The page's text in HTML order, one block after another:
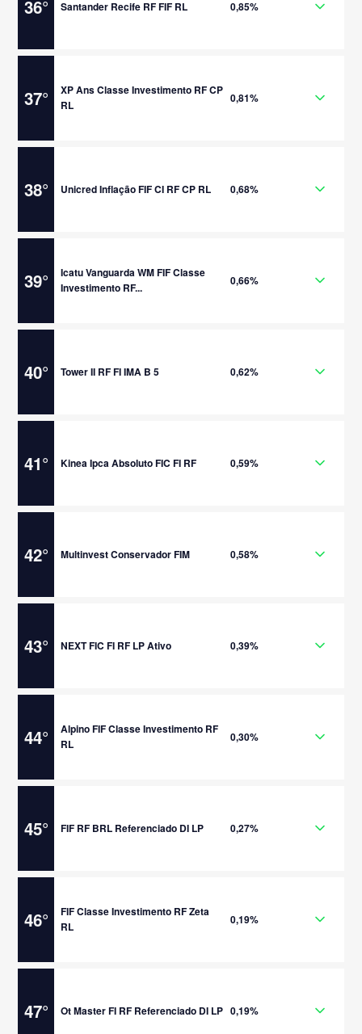
36° Santander Recife RF FIF RL 0,85%
37°
XP Ans Classe Investimento RF CP
RL
0,81%
38° Unicred Inflação FIF CI RF CP RL 0,68%
39°
Icatu Vanguarda WM FIF Classe
Investimento RF...
0,66%
40° Tower II RF FI IMA B 5 0,62%
41° Kinea Ipca Absoluto FIC FI RF 0,59%
42° Multinvest Conservador FIM 0,58%
43° NEXT FIC FI RF LP Ativo 0,39%
44°
Alpino FIF Classe Investimento RF
RL
0,30%
45° FIF RF BRL Referenciado DI LP 0,27%
46°
FIF Classe Investimento RF Zeta
RL
0,19%
47° Ot Master FI RF Referenciado DI LP 0,19%